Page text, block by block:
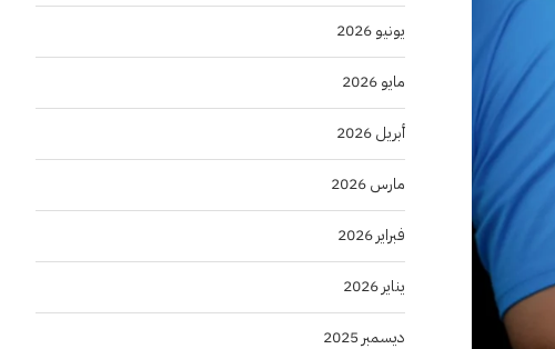
يونيو 2026
مايو 2026
أبريل 2026
مارس 2026
فبراير 2026
يناير 2026
ديسمبر 2025